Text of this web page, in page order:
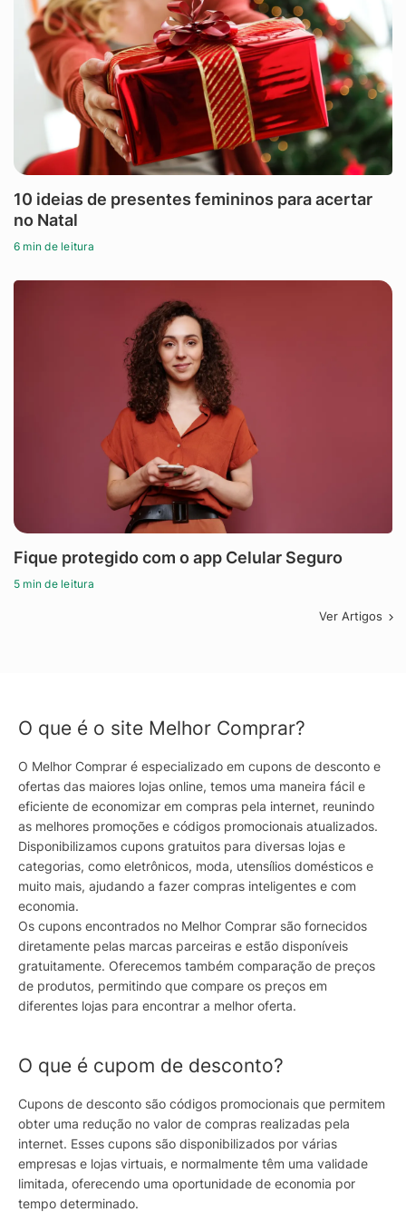
10 ideias de presentes femininos para acertar
no Natal
6 min de leitura
Fique protegido com o app Celular Seguro
5 min de leitura
Ver Artigos
O que é o site Melhor Comprar?
O Melhor Comprar é especializado em cupons de desconto e
ofertas das maiores lojas online, temos uma maneira fácil e
eficiente de economizar em compras pela internet, reunindo
as melhores promoções e códigos promocionais atualizados.
Disponibilizamos cupons gratuitos para diversas lojas e
categorias, como eletrônicos, moda, utensílios domésticos e
muito mais, ajudando a fazer compras inteligentes e com
economia.
Os cupons encontrados no Melhor Comprar são fornecidos
diretamente pelas marcas parceiras e estão disponíveis
gratuitamente. Oferecemos também comparação de preços
de produtos, permitindo que compare os preços em
diferentes lojas para encontrar a melhor oferta.
O que é cupom de desconto?
Cupons de desconto são códigos promocionais que permitem
obter uma redução no valor de compras realizadas pela
internet. Esses cupons são disponibilizados por várias
empresas e lojas virtuais, e normalmente têm uma validade
limitada, oferecendo uma oportunidade de economia por
tempo determinado.